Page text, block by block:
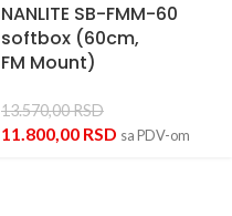
NANLITE SB-FMM-60
softbox (60cm,
FM Mount)
13.570,00RSD
11.800,00 RSD sa PDV-om